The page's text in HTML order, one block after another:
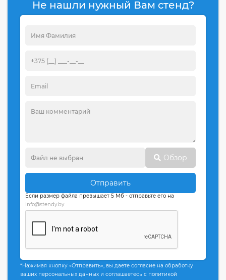
Не нашли нужный Вам стенд?
Обзор
Отправить
Если размер файла превышает 5 Мб - отправьте его на
info@stendy.by
*Нажимая кнопку «Отправить», вы даете согласие на обработку
ваших персональных данных и соглашаетесь с политикой